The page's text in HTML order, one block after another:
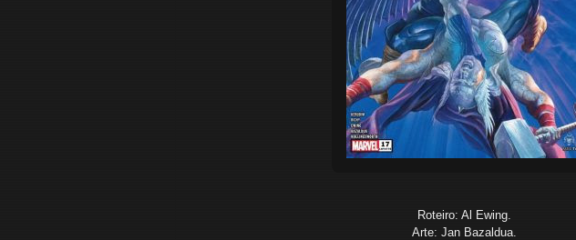
Roteiro: Al Ewing.
Arte: Jan Bazaldua.